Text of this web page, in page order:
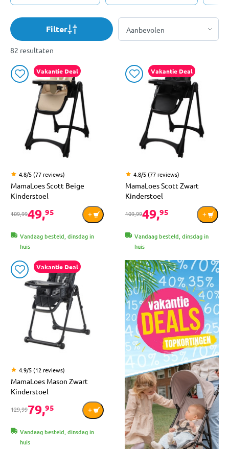
Filter
82 resultaten
Vakantie Deal
4.8/5 (77 reviews)
MamaLoes Scott Beige
Kinderstoel
109,9949,95
Vandaag besteld, dinsdag in
huis
Vakantie Deal
4.8/5 (77 reviews)
MamaLoes Scott Zwart
Kinderstoel
109,9949,95
Vandaag besteld, dinsdag in
huis
Vakantie Deal
4.9/5 (12 reviews)
MamaLoes Mason Zwart
Kinderstoel
129,9979,95
Vandaag besteld, dinsdag in
huis